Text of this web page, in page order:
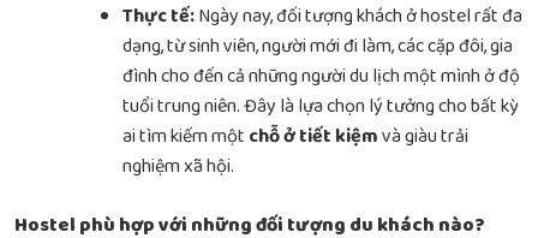
Thực tế:Ngày nay, đối tượng khách ở hostel rất đa
dạng, từ sinh viên, người mới đi làm, các cặp đôi, gia
đình cho đến cả những người du lịch một mình ở độ
tuổi trung niên. Đây là lựa chọn lý tưởng cho bất kỳ
ai tìm kiếm một chỗ ở tiết kiệmvà giàu trải
nghiệm xã hội.
Hostel phù hợp với những đối tượng du khách nào?